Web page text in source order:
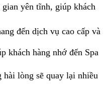
yên tĩnh, giúp khách
đến dịch vụ cao cấp và
khách hàng nhớ đến Spa
hài lòng sẽ quay lại nhiều